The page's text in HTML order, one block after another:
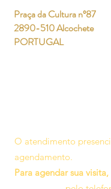
Praça da Cultura nº87
2890-510 Alcochete
PORTUGAL
O atendimento
agendamento.
Para agendar sua